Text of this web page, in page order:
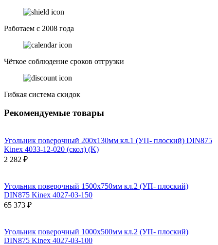
Работаем с 2008 года
Чёткое соблюдение сроков отгрузки
Гибкая система скидок
Рекомендуемые товары
Угольник поверочный 200х130мм кл.1 (УП- плоский) DIN875
Kinex 4033-12-020 (скол) (K)
2 282 ₽
Угольник поверочный 1500х750мм кл.2 (УП- плоский)
DIN875 Kinex 4027-03-150
65 373 ₽
Угольник поверочный 1000х500мм кл.2 (УП- плоский)
DIN875 Kinex 4027-03-100